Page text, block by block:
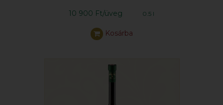
10 900 Ft/üveg 0.5 l
Kosárba